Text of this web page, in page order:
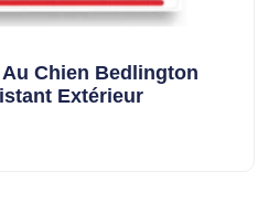
Chien Bedlington
Extérieur